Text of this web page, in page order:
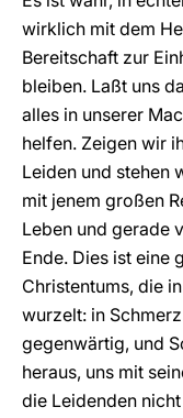
wirklich mit dem
Bereitschaft zur
bleiben. Laßt uns
alles in unserer
helfen. Zeigen wir
Leiden und stehen
mit jenem großen
Leben und gerade
Ende. Dies ist eine
Christentums, die
wurzelt: in
gegenwärtig, und
heraus, uns mit
die Leidenden